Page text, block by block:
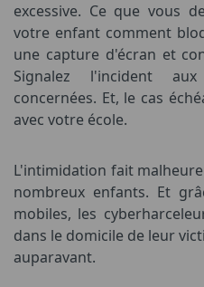
excessive. Ce que vous
votre enfant comment
une capture d'écran et
Signalez l'incident
concernées. Et, le cas
avec votre école.
L'intimidation fait
nombreux enfants. Et
mobiles, les
dans le domicile de leur
auparavant.